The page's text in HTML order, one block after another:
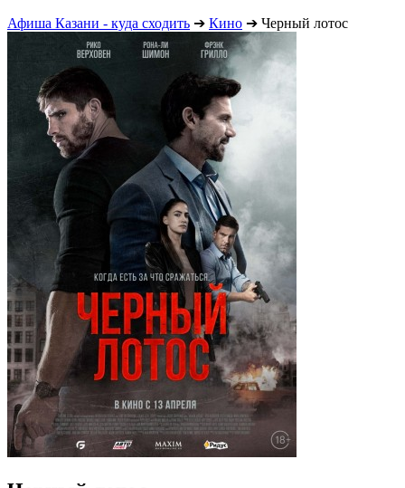
Афиша Казани - куда сходить ➔ Кино ➔ Черный лотос